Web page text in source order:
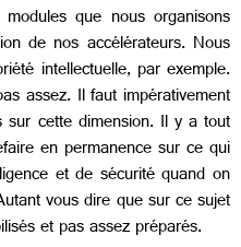
que nous organisons
de nos accélérateurs. Nous
intellectuelle, par exemple.
assez. Il faut impérativement
sur cette dimension. Il y a tout
en permanence sur ce qui
et de sécurité quand on
vous dire que sur ce sujet
et pas assez préparés.